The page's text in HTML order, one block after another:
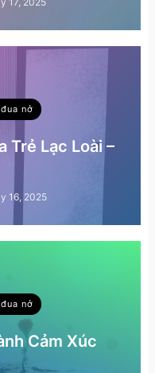
nở
Trẻ Lạc Loài –
16, 2025
nở
Cảm Xúc